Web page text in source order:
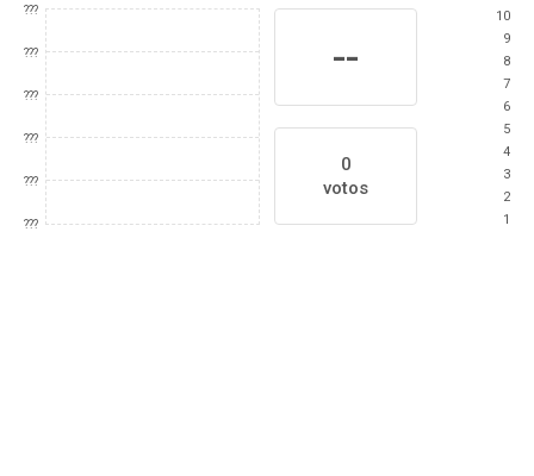
???
???
???
???
???
???
--
0
votos
10
9
8
7
6
5
4
3
2
1